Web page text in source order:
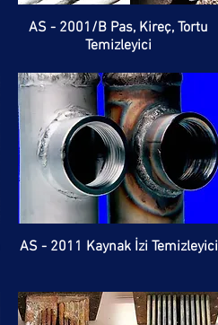
AS - 2001/B Pas, Kireç, Tortu
Temizleyici
AS - 2011 Kaynak İzi Temizleyici